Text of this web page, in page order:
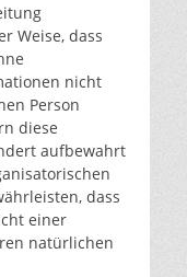
Weise, dass
nicht
Person
diese
aufbewahrt
dass
einer
natürlichen